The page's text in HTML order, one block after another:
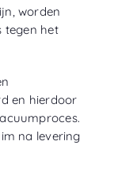
worden
tegen het
en hierdoor
na levering